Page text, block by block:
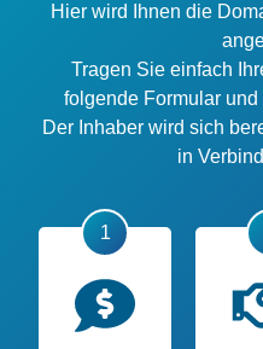
Hier wird Ihnen die
Tragen Sie einfach
folgende Formular und
Der Inhaber wird sich
in